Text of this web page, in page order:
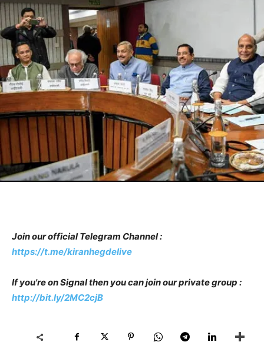
Join our official Telegram Channel :
https://t.me/kiranhegdelive
If you're on Signal then you can join our private group :
http://bit.ly/2MC2cjB